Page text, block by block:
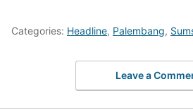
Categories: Headline, Palembang,
Leave a